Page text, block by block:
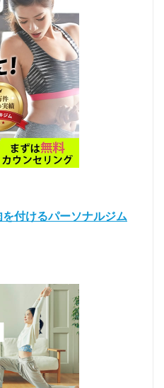
付けるパーソナルジム